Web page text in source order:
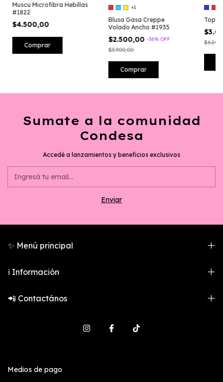
Muscu Microfibra Hebillas
#1822
$4.500,00
Comprar
+1
Blusa Gasa Creppe
Volado Ancho #1935
$2.500,00-36% OFF
$3.900,00
Comprar
Top
Sumate a la comunidad
Condesa
Accedé a lanzamientos y beneficios exclusivos
✨ Menú principal
ℹ️ Información
📲 Contactános
Medios de pago